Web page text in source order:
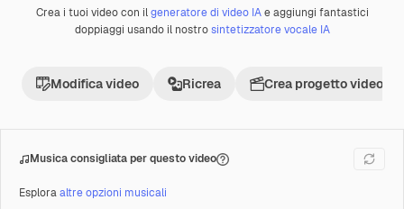
PremiumCreata con IA
Crea i tuoi video con ilgeneratore di video IAe aggiungi fantastici
doppiaggi usando il nostrosintetizzatore vocale IA
Modifica video Ricrea Crea progetto video
Musica consigliata per questo video
Esploraaltre opzioni musicali